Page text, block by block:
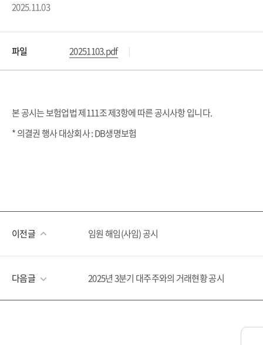
2025.11.03
파일 20251103.pdf
본 공시는 보험업법 제111조 제3항에 따른 공시사항 입니다.
* 의결권 행사 대상회사 : DB생명보험
이전글 임원 해임(사임) 공시
다음글 2025년 3분기 대주주와의 거래현황 공시